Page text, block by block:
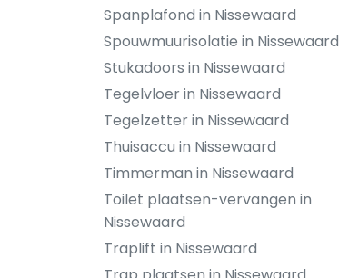
Spanplafond in Nissewaard
Spouwmuurisolatie in Nissewaard
Stukadoors in Nissewaard
Tegelvloer in Nissewaard
Tegelzetter in Nissewaard
Thuisaccu in Nissewaard
Timmerman in Nissewaard
Toilet plaatsen-vervangen in
Nissewaard
Traplift in Nissewaard